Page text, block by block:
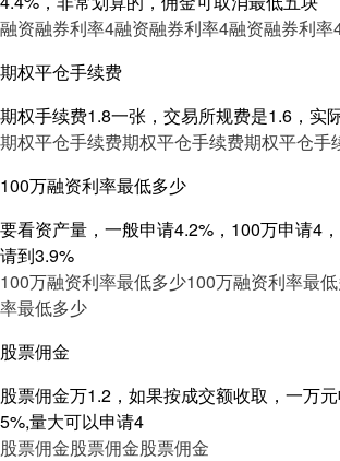
融资融券利率4融资融券利率4融资融券利率
期权平仓手续费
期权手续费1.8一张，交易所规费是1.6，实
期权平仓手续费期权平仓手续费期权平仓手
100万融资利率最低多少
要看资产量，一般申请4.2%，100万申请4
请到3.9%
100万融资利率最低多少100万融资利率最
率最低多少
股票佣金
股票佣金万1.2，如果按成交额收取，一万
5%,量大可以申请4
股票佣金股票佣金股票佣金